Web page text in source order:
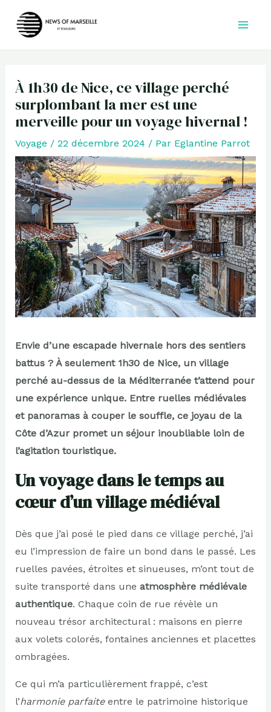
À 1h30 de Nice, ce village perché
surplombant la mer est une
merveille pour un voyage hivernal !
Voyage / 22 décembre 2024 / Par Eglantine Parrot
Envie d’une escapade hivernale hors des sentiers
battus ? À seulement 1h30 de Nice, un village
perché au-dessus de la Méditerranée t’attend pour
une expérience unique. Entre ruelles médiévales
et panoramas à couper le souffle, ce joyau de la
Côte d’Azur promet un séjour inoubliable loin de
l’agitation touristique.
Un voyage dans le temps au
cœur d’un village médiéval
Dès que j’ai posé le pied dans ce village perché, j’ai
eu l’impression de faire un bond dans le passé. Les
ruelles pavées, étroites et sinueuses, m’ont tout de
suite transporté dans une atmosphère médiévale
authentique. Chaque coin de rue révèle un
nouveau trésor architectural : maisons en pierre
aux volets colorés, fontaines anciennes et placettes
ombragées.
Ce qui m’a particulièrement frappé, c’est
l’harmonie parfaiteentre le patrimoine historique